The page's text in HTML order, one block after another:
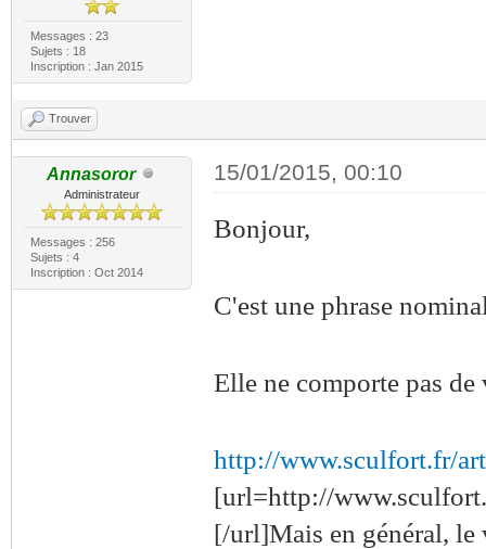
Messages : 23
Sujets : 18
Inscription : Jan 2015
Trouver
Annasoror
Administrateur
Messages : 256
Sujets : 4
Inscription : Oct 2014
15/01/2015, 00:10
Bonjour,
C'est une phrase
Elle ne comporte pas de
http://www.sculfort.fr/
[url=http://
[/url]Mais en général, le